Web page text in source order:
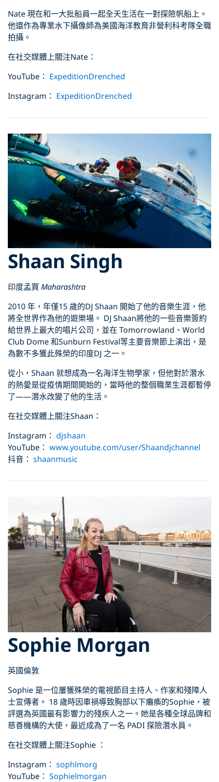
Nate 現在和一大批船員一起全天生活在一對探險帆船上。
他還作為專業水下攝像師為美國海洋教育非營利科考隊全職
拍攝。
在社交媒體上關注Nate：
YouTube： ExpeditionDrenched
Instagram： ExpeditionDrenched
Shaan Singh
印度孟買 Maharashtra
2010 年，年僅15 歲的DJ Shaan 開始了他的音樂生涯，他
將全世界作為他的遊樂場。 DJ Shaan將他的一些音樂簽約
給世界上最大的唱片公司，並在 Tomorrowland、World
Club Dome 和Sunburn Festival等主要音樂節上演出，是
為數不多獲此殊榮的印度DJ 之一。
從小，Shaan 就想成為一名海洋生物學家，但他對於潛水
的熱愛是從疫情期間開始的，當時他的整個職業生涯都暫停
了——潛水改變了他的生活。
在社交媒體上關注Shaan：
Instagram： djshaan
YouTube： www.youtube.com/user/Shaandjchannel
抖音： shaanmusic
Sophie Morgan
英國倫敦
Sophie 是一位屢獲殊榮的電視節目主持人、作家和殘障人
士宣傳者。 18 歲時因車禍導致胸部以下癱瘓的Sophie，被
評選為英國最有影響力的殘疾人之一。她是各種全球品牌和
慈善機構的大使，最近成為了一名 PADI 探險潛水員。
在社交媒體上關注Sophie ：
Instagram： sophlmorg
YouTube： Sophielmorgan